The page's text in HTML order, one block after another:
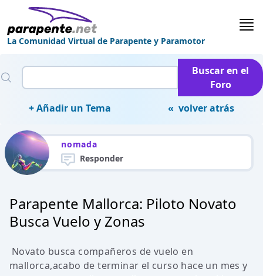
La Comunidad Virtual de Parapente y Paramotor
Buscar en el
Foro
+ Añadir un Tema
« volver atrás
nomada
Responder
Parapente Mallorca: Piloto Novato
Busca Vuelo y Zonas
Novato busca compañeros de vuelo en
mallorca,acabo de terminar el curso hace un mes y